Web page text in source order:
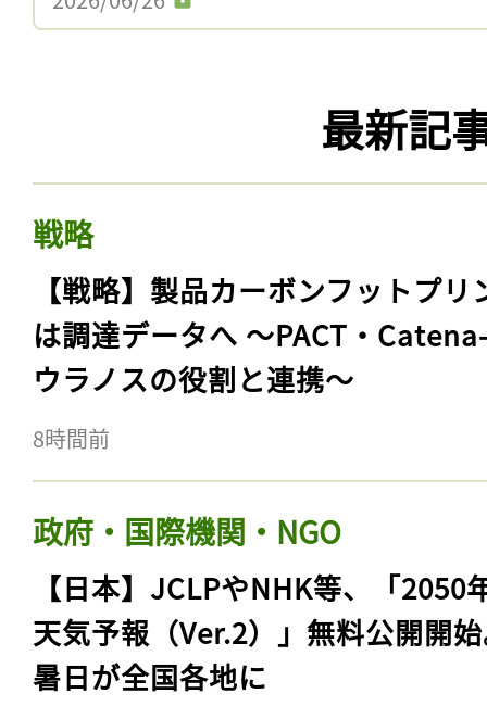
最新記
戦略
【戦略】製品カーボンフットプリ
は調達データへ 〜PACT・
ウラノスの役割と連携〜
8時間前
政府・国際機関・NGO
【日本】JCLPやNHK等、「2050
天気予報（Ver.2）」無料公開開
暑日が全国各地に